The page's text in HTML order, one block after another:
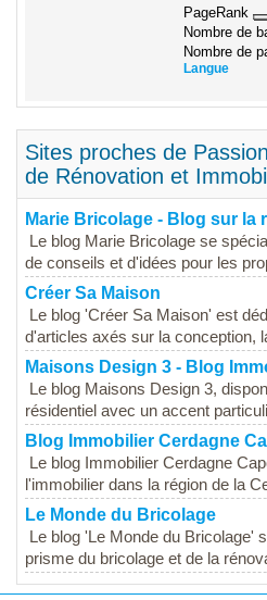
PageRank
Nombre de
Nombre de
Langue
Sites proches de
de Rénovation et
Marie Bricolage - Blog sur la
Le blog Marie Bricolage se
de conseils et d'idées pour les
Créer Sa Maison
Le blog 'Créer Sa Maison' est
d'articles axés sur la conception,
Maisons Design 3 - Blog
Le blog Maisons Design 3,
résidentiel avec un accent
Blog Immobilier Cerdagne
Le blog Immobilier Cerdagne
l'immobilier dans la région de la
Le Monde du Bricolage
Le blog 'Le Monde du Bricolage'
prisme du bricolage et de la